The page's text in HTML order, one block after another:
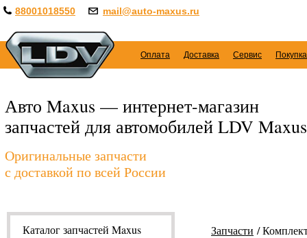
88001018550 mail@auto-maxus.ru
Оплата Доставка Сервис
Авто Maxus — интернет-магазин
запчастей для автомобилей LDV Maxus
Оригинальные запчасти
с доставкой по всей России
Запчасти
Каталог запчастей Maxus